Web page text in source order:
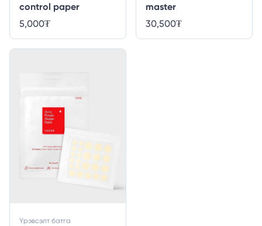
control paper
5,000₮
master
30,500₮
Үрэвсэлт батга